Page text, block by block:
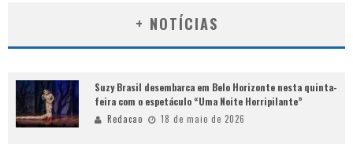
+ NOTÍCIAS
Suzy Brasil desembarca em Belo Horizonte nesta quinta-
feira com o espetáculo “Uma Noite Horripilante”
Redacao 18 de maio de 2026